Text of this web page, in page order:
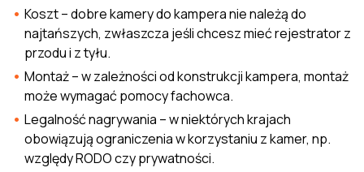
Koszt – dobre kamery do kampera nie należą do
najtańszych, zwłaszcza jeśli chcesz mieć rejestrator z
przodu i z tyłu.
Montaż – w zależności od konstrukcji kampera, montaż
może wymagać pomocy fachowca.
Legalność nagrywania – w niektórych krajach
obowiązują ograniczenia w korzystaniu z kamer, np.
względy RODO czy prywatności.